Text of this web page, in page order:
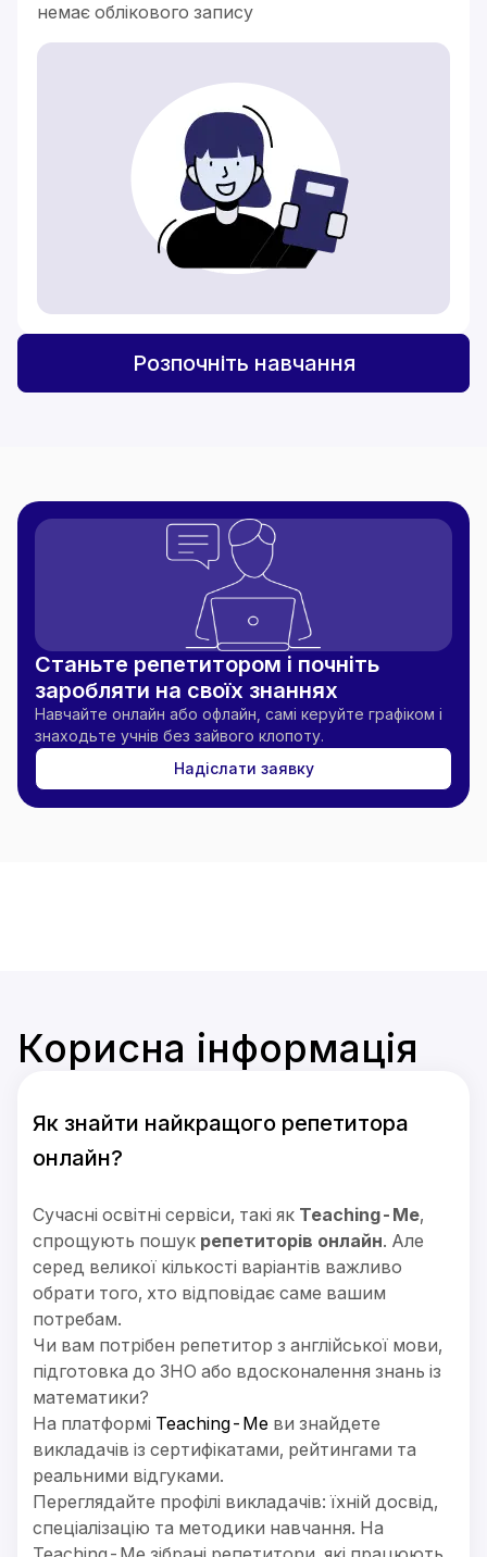
немає облікового запису
Розпочніть навчання
Станьте репетитором і почніть
заробляти на своїх знаннях
Навчайте онлайн або офлайн, самі керуйте графіком і
знаходьте учнів без зайвого клопоту.
Надіслати заявку
Корисна інформація
Як знайти найкращого репетитора
онлайн?
Сучасні освітні сервіси, такі як Teaching-Me,
спрощують пошук репетиторів онлайн. Але
серед великої кількості варіантів важливо
обрати того, хто відповідає саме вашим
потребам.
Чи вам потрібен репетитор з англійської мови,
підготовка до ЗНО або вдосконалення знань із
математики?
На платформі Teaching-Me ви знайдете
викладачів із сертифікатами, рейтингами та
реальними відгуками.
Переглядайте профілі викладачів: їхній досвід,
спеціалізацію та методики навчання. На